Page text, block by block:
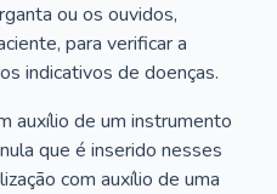
ou os ouvidos,
para verificar a
indicativos de doenças.
auxílio de um instrumento
que é inserido nesses
com auxílio de uma